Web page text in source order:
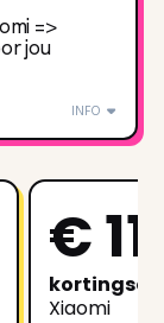
=>
jou
INFO
€
Xiaomi